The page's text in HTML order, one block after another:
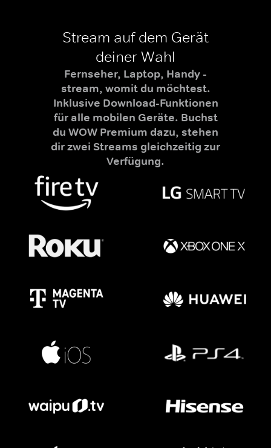
Stream auf dem Gerät
deiner Wahl
Fernseher, Laptop, Handy -
stream, womit du möchtest.
Inklusive Download-Funktionen
für alle mobilen Geräte. Buchst
du WOW Premium dazu, stehen
dir zwei Streams gleichzeitig zur
Verfügung.